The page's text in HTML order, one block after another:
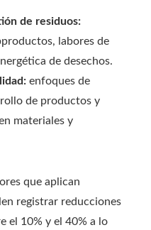
de residuos:
labores de
de desechos.
enfoques de
de productos y
materiales y
que aplican
registrar reducciones
el 10% y el 40% a lo